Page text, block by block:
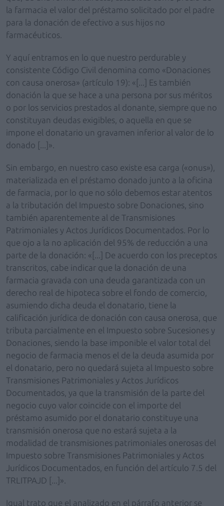
la farmacia el valor del préstamo solicitado por el padre
para la donación de efectivo a sus hijos no
farmacéuticos.
Y aquí entramos en lo que nuestro perdurable y
consistente Código Civil denomina como «Donaciones
con causa onerosa» (artículo 19): «[...] Es también
donación la que se hace a una persona por sus méritos
o por los servicios prestados al donante, siempre que no
constituyan deudas exigibles, o aquella en que se
impone el donatario un gravamen inferior al valor de lo
donado [...]».
Sin embargo, en nuestro caso existe esa carga («onus»),
materializada en el préstamo donado junto a la oficina
de farmacia, por lo que no sólo debemos estar atentos
a la tributación del Impuesto sobre Donaciones, sino
también aparentemente al de Transmisiones
Patrimoniales y Actos Jurídicos Documentados. Por lo
que ojo a la no aplicación del 95% de reducción a una
parte de la donación: «[...] De acuerdo con los preceptos
transcritos, cabe indicar que la donación de una
farmacia gravada con una deuda garantizada con un
derecho real de hipoteca sobre el fondo de comercio,
asumiendo dicha deuda el donatario, tiene la
calificación jurídica de donación con causa onerosa, que
tributa parcialmente en el Impuesto sobre Sucesiones y
Donaciones, siendo la base imponible el valor total del
negocio de farmacia menos el de la deuda asumida por
el donatario, pero no quedará sujeta al Impuesto sobre
Transmisiones Patrimoniales y Actos Jurídicos
Documentados, ya que la transmisión de la parte del
negocio cuyo valor coincide con el importe del
préstamo asumido por el donatario constituye una
transmisión onerosa que no estará sujeta a la
modalidad de transmisiones patrimoniales onerosas del
Impuesto sobre Transmisiones Patrimoniales y Actos
Jurídicos Documentados, en función del artículo 7.5 del
TRLITPAJD [...]».
Igual trato que el analizado en el párrafo anterior se